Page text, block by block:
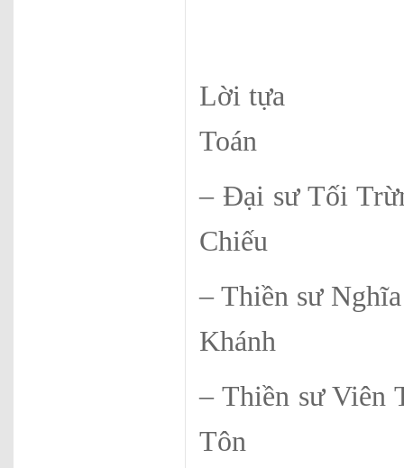
Lời
Toán
– Đại sư
Chiếu
– Thiền sư
Khánh
– Thiền sư
Tôn